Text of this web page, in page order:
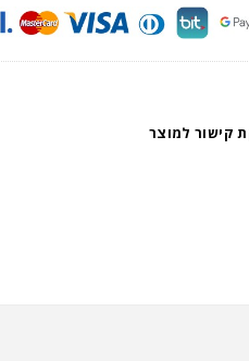
קישור למוצר